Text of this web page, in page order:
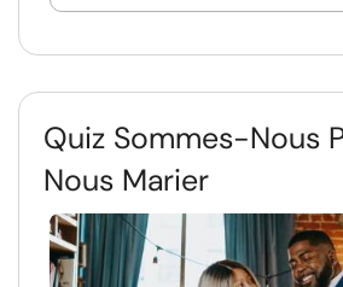
Quiz Sommes-Nous
Nous Marier